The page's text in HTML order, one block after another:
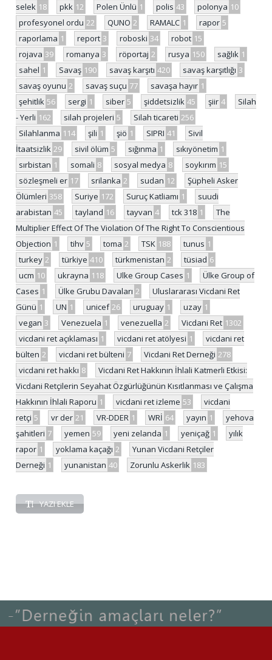
selek 18 pkk 12 Polen Ünlü 1 polis 43 polonya 10
profesyonel ordu 22 QUNO 2 RAMALC 1 rapor 5
raporlama 1 report 3 roboski 34 robot 15
rojava 39 romanya 3 röportaj 2 rusya 150 sağlık 1
sahel 1 Savaş 190 savaş karşıtı 420 savaş karşıtlığı 3
savaş oyunu 2 savaş suçu 77 savaşa hayır 1
şehitlik 56 sergi 1 siber 5 şiddetsizlik 45 şiir 4
Silah
- Yerli 162 silah projeleri 5 Silah ticareti 256
Silahlanma 114 şili 1 şiö 1 SIPRI 41
Sivil
İtaatsizlik 29 sivil ölüm 5 sığınma 1 sıkıyönetim 1
sırbistan 1 somali 8 sosyal medya 8 soykırım 15
sözleşmeli er 17 srilanka 2 sudan 12
Şüpheli Asker
Ölümleri 358 Suriye 172 Suruç Katliamı 1
suudi
arabistan 45 tayland 16 tayvan 4 tck 318 1
The
Multiplier Effect Of The Violation Of The Right To Conscientious
Objection 1 tihv 5 toma 2 TSK 188 tunus 1
turkey 2 türkiye 410 türkmenistan 2 tüsiad 6
ucm 10 ukrayna 118 Ulke Group Cases 1
Ülke Group of
Cases 1 Ülke Grubu Davaları 2
Uluslararası Vicdani Ret
Günü 1 UN 1 unicef 26 uruguay 1 uzay 1
vegan 3 Venezuela 1 venezuella 2 Vicdani Ret 1302
vicdani ret açıklaması 1 vicdani ret atölyesi 1
vicdani ret
bülten 2 vicdani ret bülteni 7 Vicdani Ret Derneği 278
vicdani ret hakkı 8
Vicdani Ret Hakkının İhlali Katmerli Etkisi:
Vicdani Retçilerin Seyahat Özgürlüğünün Kısıtlanması ve Çalışma
Hakkının İhlali Raporu 1 vicdani ret izleme 53
vicdani
retçi 5 vr der 21 VR-DDER 1 WRİ 64 yayın 1
yehova
şahitleri 7 yemen 59 yeni zelanda 1 yeniçağ 1
yılık
rapor 1 yoklama kaçağı 2
Yunan Vicdani Retçiler
Derneği 1 yunanistan 40 Zorunlu Askerlik 183
YAZI EKLE